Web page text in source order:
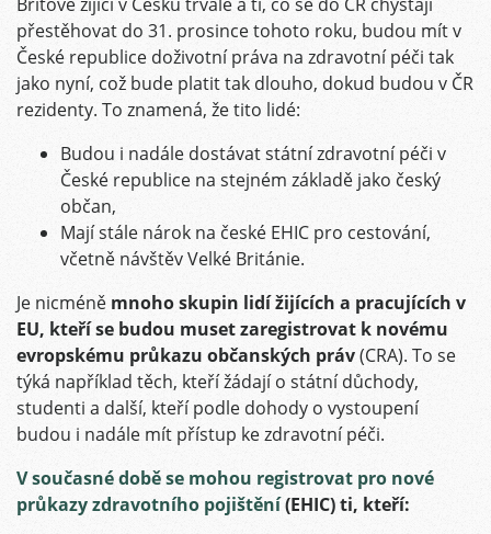
přestěhovat do 31. prosince tohoto roku, budou mít v
České republice doživotní práva na zdravotní péči tak
jako nyní, což bude platit tak dlouho, dokud budou v ČR
rezidenty. To znamená, že tito lidé:
Budou i nadále dostávat státní zdravotní péči v
České republice na stejném základě jako český
občan,
Mají stále nárok na české EHIC pro cestování,
včetně návštěv Velké Británie.
Je nicméně mnoho skupin lidí žijících a pracujících v
EU, kteří se budou muset zaregistrovat k novému
evropskému průkazu občanských práv(CRA). To se
týká například těch, kteří žádají o státní důchody,
studenti a další, kteří podle dohody o vystoupení
budou i nadále mít přístup ke zdravotní péči.
V současné době se mohou registrovat pro nové
průkazy zdravotního pojištění(EHIC) ti, kteří: